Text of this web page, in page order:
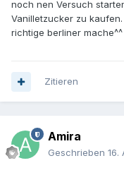
noch nen Versuch
Vanilletzucker zu
richtige berliner mache^^
Zitieren
Amira
Geschrieben 16.